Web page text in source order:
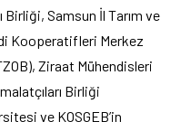
Samsun İl Tarım ve
Kooperatifleri Merkez
Ziraat Mühendisleri
Birliği
ve KOSGEB’in